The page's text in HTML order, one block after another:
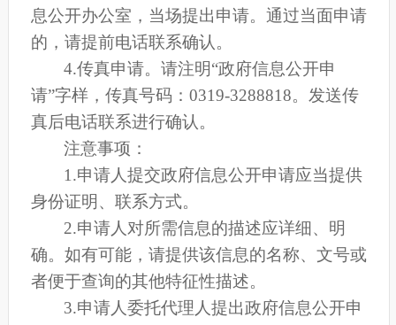
息公开办公室，当场提出申请。通过当面申请
的，请提前电话联系确认。
4.传真申请。请注明“政府信息公开申
请”字样，传真号码：0319-3288818。发送传
真后电话联系进行确认。
注意事项：
1.申请人提交政府信息公开申请应当提供
身份证明、联系方式。
2.申请人对所需信息的描述应详细、明
确。如有可能，请提供该信息的名称、文号或
者便于查询的其他特征性描述。
3.申请人委托代理人提出政府信息公开申